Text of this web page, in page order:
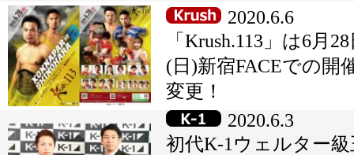
2020.6.6
「Krush.113」は6月
(日)新宿FACEでの開
変更！
2020.6.3
初代K-1ウェルター級